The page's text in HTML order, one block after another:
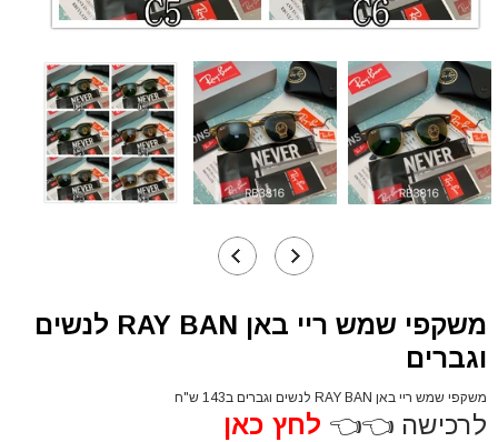
משקפי שמש ריי באן RAY BAN לנשים
וגברים
משקפי שמש ריי באן RAY BAN לנשים וגברים ב143 ש"ח
לרכישה 👈👈 לחץ כאן